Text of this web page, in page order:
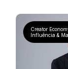
Creator
Influência &